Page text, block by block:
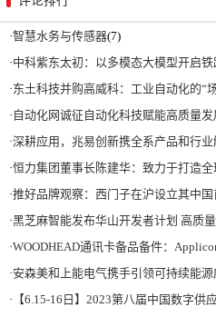
·智慧水务与传感器(7)
·中科紫东太初：以多模态大模型开启
·东土科技并购高威科：工业自动化的“
· 自动化网诚征自动化科技赋能高质量
·深耕应用，兆易创新携全系产品和行
·恒力集团董事长陈建华：致力于打造全球行业标杆，为国家的经济高质
·推好品牌观察：西门子在沪设立其中国
·黑芝麻智能发布华山开发者计划 高质
·WOODHEAD通讯卡备品备件：Applicom
·安森美和上能电气携手引领可持续能源应用的发展 两家公司合作开
· 【6.15-16日】2023第八届中国数字供